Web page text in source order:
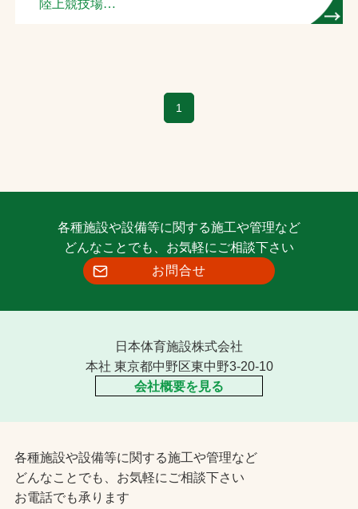
お取引先の皆様へ
陸上競技場
1
各種施設や設備等に関する施工や管理など
どんなことでも、お気軽にご相談下さい
お問合せ
日本体育施設株式会社
本社 東京都中野区東中野3-20-10
会社概要を見る
各種施設や設備等に関する施工や管理など
どんなことでも、お気軽にご相談下さい
お電話でも承ります